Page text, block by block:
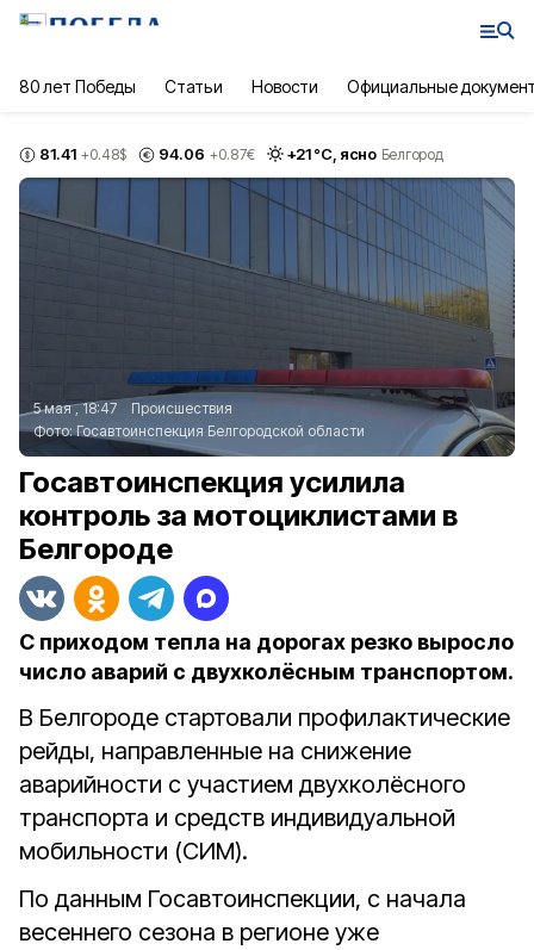
80 лет Победы Статьи Новости Официальные
81.41 +0.48$ 94.06 +0.87€ +21°С, ясно Белгород
5 мая , 18:47
Происшествия
Фото:Госавтоинспекция Белгородской области
Госавтоинспекция усилила
контроль за мотоциклистами в
Белгороде
С приходом тепла на дорогах резко выросло
число аварий с двухколёсным транспортом.
В Белгороде стартовали профилактические
рейды, направленные на снижение
аварийности с участием двухколёсного
транспорта и средств индивидуальной
мобильности (СИМ).
По данным Госавтоинспекции, с начала
весеннего сезона в регионе уже